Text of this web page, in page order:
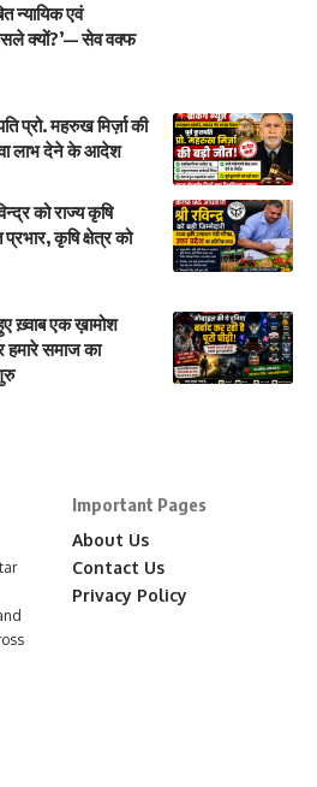
न्यायिक एवं
क्यों?’— सेव वक्फ
प्रो. महरुख मिर्ज़ा की
लाभ देने के आदेश
को राज्य कृषि
कृषि क्षेत्र को
ख़्वाब एक ख़ामोश
हमारे समाज का
Important Pages
About Us
Contact Us
Privacy Policy